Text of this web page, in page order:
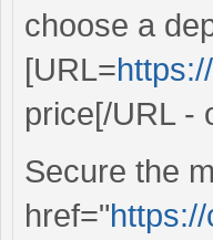
choose a
[URL=
price[/URL -
Secure the
href="